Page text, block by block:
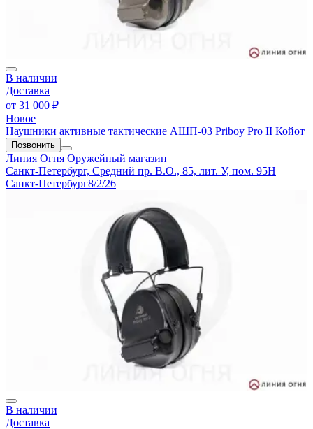
В наличии
Доставка
от 31 000 ₽
Новое
Наушники активные тактические АШП-03 Priboy Pro II Койот
Позвонить
Линия Огня Оружейный магазин
Санкт-Петербург, Средний пр. В.О., 85, лит. У, пом. 95Н
Санкт-Петербург8/2/26
В наличии
Доставка